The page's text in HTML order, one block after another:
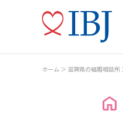
ホーム 滋賀県の結婚相談所